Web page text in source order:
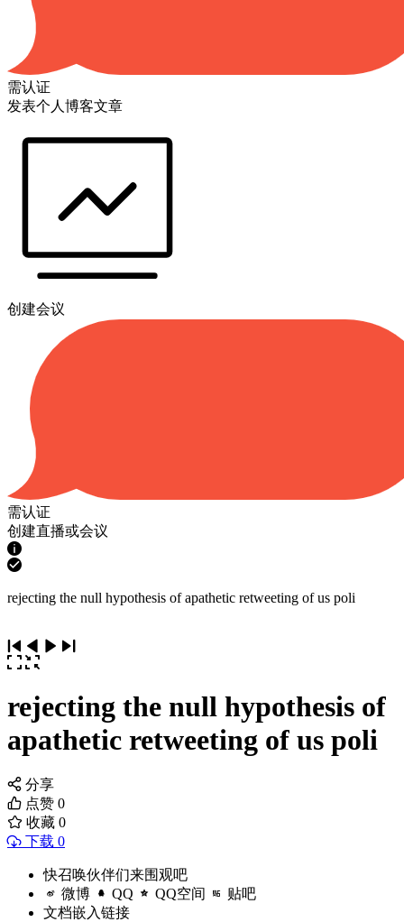
需认证
发表个人博客文章
创建会议
需认证
创建直播或会议
rejecting the null hypothesis of apathetic retweeting of us poli
rejecting the null hypothesis of
apathetic retweeting of us poli
分享
点赞 0
收藏 0
下载 0
快召唤伙伴们来围观吧
微博 QQ QQ空间 贴吧
文档嵌入链接